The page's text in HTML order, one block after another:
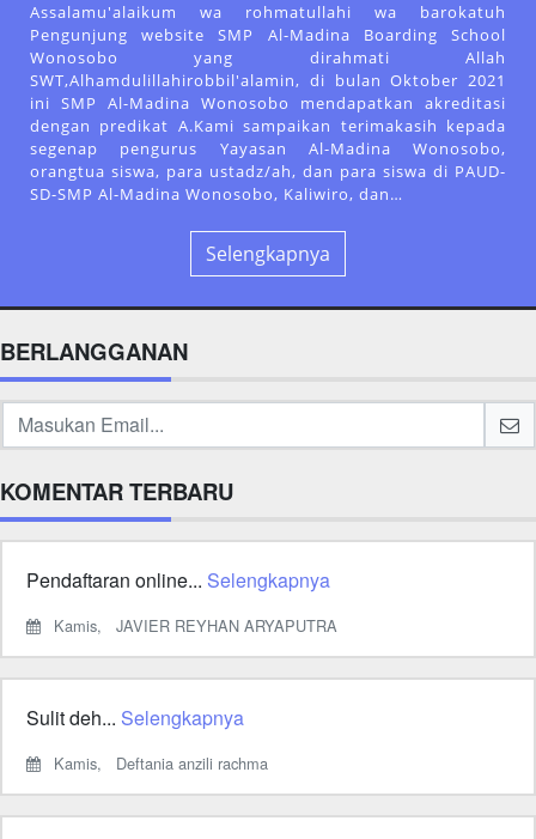
Assalamu'alaikum wa rohmatullahi wa barokatuh
Pengunjung website SMP Al-Madina Boarding School
Wonosobo yang dirahmati Allah
SWT,Alhamdulillahirobbil'alamin, di bulan Oktober 2021
ini SMP Al-Madina Wonosobo mendapatkan akreditasi
dengan predikat A.Kami sampaikan terimakasih kepada
segenap pengurus Yayasan Al-Madina Wonosobo,
orangtua siswa, para ustadz/ah, dan para siswa di PAUD-
SD-SMP Al-Madina Wonosobo, Kaliwiro, dan…
Selengkapnya
BERLANGGANAN
KOMENTAR TERBARU
Pendaftaran online... Selengkapnya
Kamis, JAVIER REYHAN ARYAPUTRA
Sulit deh... Selengkapnya
Kamis, Deftania anzili rachma